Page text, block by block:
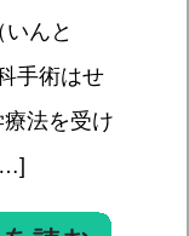
いんと
手術はせ
法を受け